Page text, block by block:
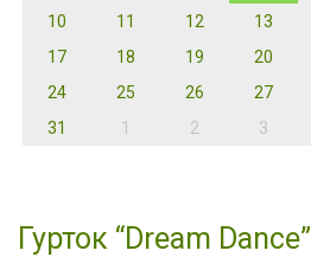
10
11 12 13
17
18 19 20
24
25 26 27
31
1 2 3
Гурток “Dream Dance”